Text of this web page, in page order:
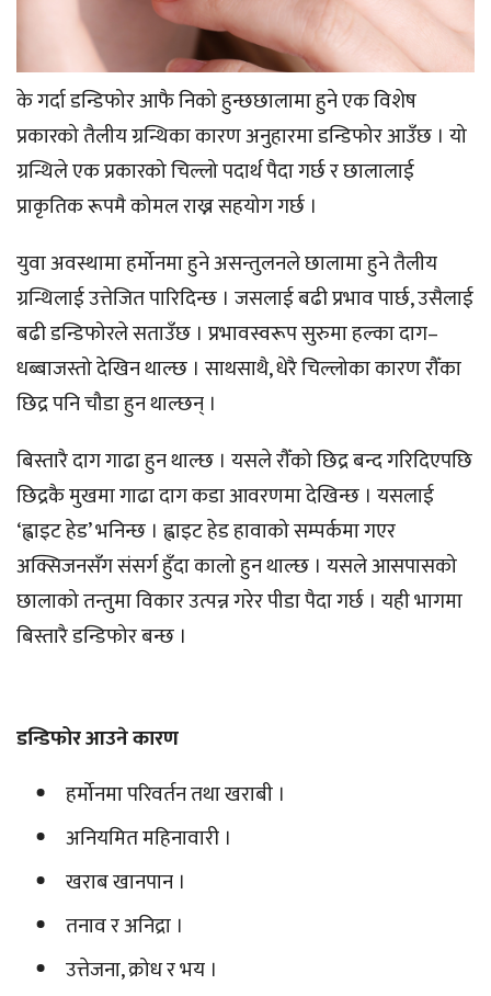
के गर्दा डन्डिफोर आफै निको हुन्छछालामा हुने एक विशेष
प्रकारको तैलीय ग्रन्थिका कारण अनुहारमा डन्डिफोर आउँछ । यो
ग्रन्थिले एक प्रकारको चिल्लो पदार्थ पैदा गर्छ र छालालाई
प्राकृतिक रूपमै कोमल राख्न सहयोग गर्छ ।
युवा अवस्थामा हर्मोनमा हुने असन्तुलनले छालामा हुने तैलीय
ग्रन्थिलाई उत्तेजित पारिदिन्छ । जसलाई बढी प्रभाव पार्छ, उसैलाई
बढी डन्डिफोरले सताउँछ । प्रभावस्वरूप सुरुमा हल्का दाग–
धब्बाजस्तो देखिन थाल्छ । साथसाथै, धेरै चिल्लोका कारण रौँका
छिद्र पनि चौडा हुन थाल्छन् ।
बिस्तारै दाग गाढा हुन थाल्छ । यसले रौँको छिद्र बन्द गरिदिएपछि
छिद्रकै मुखमा गाढा दाग कडा आवरणमा देखिन्छ । यसलाई
‘ह्वाइट हेड’ भनिन्छ । ह्वाइट हेड हावाको सम्पर्कमा गएर
अक्सिजनसँग संसर्ग हुँदा कालो हुन थाल्छ । यसले आसपासको
छालाको तन्तुमा विकार उत्पन्न गरेर पीडा पैदा गर्छ । यही भागमा
बिस्तारै डन्डिफोर बन्छ ।
डन्डिफोर आउने कारण
हर्मोनमा परिवर्तन तथा खराबी ।
अनियमित महिनावारी ।
खराब खानपान ।
तनाव र अनिद्रा ।
उत्तेजना, क्रोध र भय ।